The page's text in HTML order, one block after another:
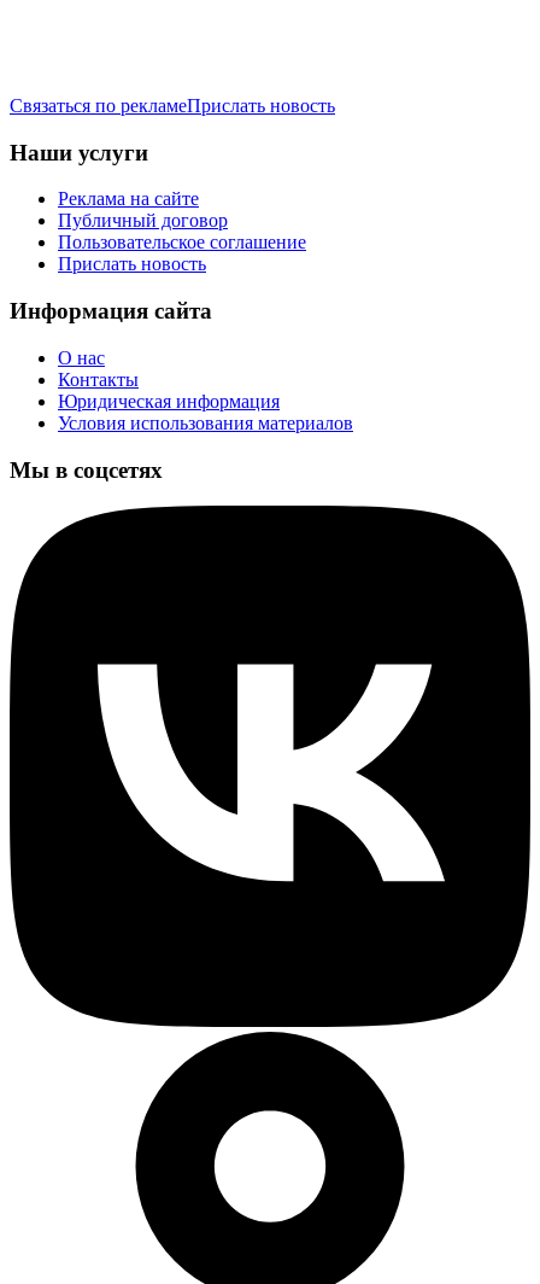
Связаться по рекламеПрислать новость
Наши услуги
Реклама на сайте
Публичный договор
Пользовательское соглашение
Прислать новость
Информация сайта
О нас
Контакты
Юридическая информация
Условия использования материалов
Мы в соцсетях